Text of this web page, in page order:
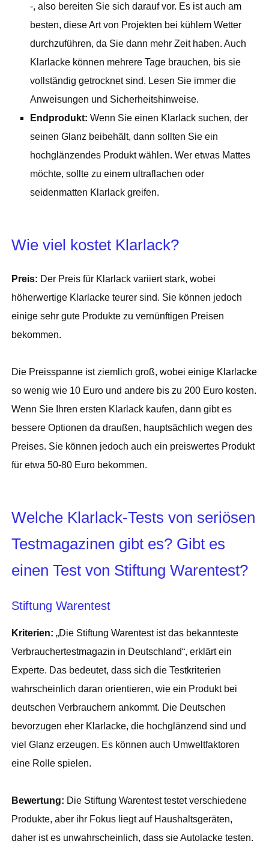
-, also bereiten Sie sich darauf vor. Es ist auch am
besten, diese Art von Projekten bei kühlem Wetter
durchzuführen, da Sie dann mehr Zeit haben. Auch
Klarlacke können mehrere Tage brauchen, bis sie
vollständig getrocknet sind. Lesen Sie immer die
Anweisungen und Sicherheitshinweise.
Endprodukt: Wenn Sie einen Klarlack suchen, der
seinen Glanz beibehält, dann sollten Sie ein
hochglänzendes Produkt wählen. Wer etwas Mattes
möchte, sollte zu einem ultraflachen oder
seidenmatten Klarlack greifen.
Wie viel kostet Klarlack?
Preis: Der Preis für Klarlack variiert stark, wobei
höherwertige Klarlacke teurer sind. Sie können jedoch
einige sehr gute Produkte zu vernünftigen Preisen
bekommen.
Die Preisspanne ist ziemlich groß, wobei einige Klarlacke
so wenig wie 10 Euro und andere bis zu 200 Euro kosten.
Wenn Sie Ihren ersten Klarlack kaufen, dann gibt es
bessere Optionen da draußen, hauptsächlich wegen des
Preises. Sie können jedoch auch ein preiswertes Produkt
für etwa 50-80 Euro bekommen.
Welche Klarlack-Tests von seriösen
Testmagazinen gibt es? Gibt es
einen Test von Stiftung Warentest?
Stiftung Warentest
Kriterien: „Die Stiftung Warentest ist das bekannteste
Verbrauchertestmagazin in Deutschland“, erklärt ein
Experte. Das bedeutet, dass sich die Testkriterien
wahrscheinlich daran orientieren, wie ein Produkt bei
deutschen Verbrauchern ankommt. Die Deutschen
bevorzugen eher Klarlacke, die hochglänzend sind und
viel Glanz erzeugen. Es können auch Umweltfaktoren
eine Rolle spielen.
Bewertung: Die Stiftung Warentest testet verschiedene
Produkte, aber ihr Fokus liegt auf Haushaltsgeräten,
daher ist es unwahrscheinlich, dass sie Autolacke testen.